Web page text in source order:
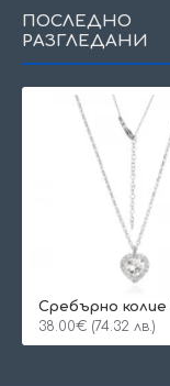
ПОСЛЕДНО
РАЗГЛЕДАНИ
Сребърно
38.00€ (74.32 лв.)